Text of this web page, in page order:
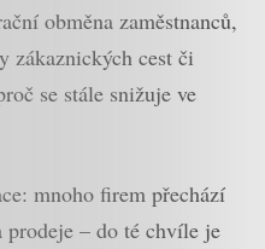
obměna zaměstnanců,
zákaznických cest či
se stále snižuje ve
mnoho firem přechází
prodeje – do té chvíle je